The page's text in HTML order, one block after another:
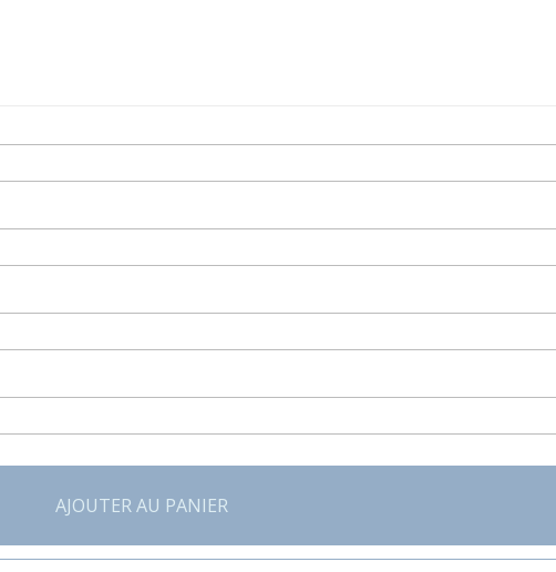
AJOUTER AU PANIER